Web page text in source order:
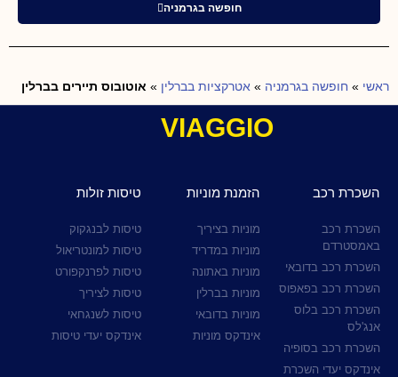
חופשה בגרמניה
ראשי » חופשה בגרמניה » אטרקציות בברלין » אוטובוס תיירים בברלין
VIAGGIO
השכרת רכב
השכרת רכב
באמסטרדם
השכרת רכב בדובאי
השכרת רכב בפאפוס
השכרת רכב בלוס
אנג'לס
השכרת רכב בסופיה
אינדקס יעדי השכרת
הזמנת מוניות
מוניות בציריך
מוניות במדריד
מוניות באתונה
מוניות בברלין
מוניות בדובאי
אינדקס מוניות
טיסות זולות
טיסות לבנגקוק
טיסות למונטריאול
טיסות לפרנקפורט
טיסות לציריך
טיסות לשנגחאי
אינדקס יעדי טיסות